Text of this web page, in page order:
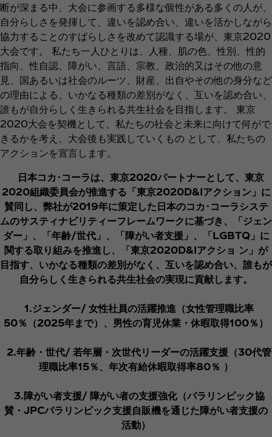
断が深まる中、大会に参画する多様な個性がある多くの人が、
自分らしさを発揮して、違いを認め合い、違いを活かしながら
協力することのすばらしさを改めて認識する場が、東京2020
大会です。 私たち一人ひとりは、人種、肌の色、性別、性的
指向、性自認、障がい、言語、宗教、政治的又はその他の意
見、国あるいは社会のルーツ、財産、出自やその他の身分など
の理由による、いかなる種類の差別がなく、互いを認め合い、
誰もが自分らしく生きられる共生社会を目指します。 東京
2020大会を契機として、私たちの社会と未来に向けて何がで
きるかを考え、大会後も実践していくもの として、私たちの
アクションを宣言します。
日本コカ･コーラは、東京2020パートナーとして、東京
2020組織委員会が推進する「東京2020D&Iアクション」に
賛同し、弊社が2019年に策定した日本のコカ･コーラシステ
ムのサスティナビリティーフレームワークに基づき、「ジェン
ダー」、「年齢/世代」、「障がい者支援」、「LGBTQ」に
関する取り組みを推進し、「東京2020D&Iアクショ ン」が
目指す、いかなる種類の差別がなく、互いを認め合い、誰もが
自分らしく生きられる共生社会の実現に貢献します。
1.ジェンダー/ 女性社員の活躍推進（女性管理職比率
50％（2025年まで）、男性の育児休業・休暇取得100％）
2.年齢・世代/ 若年層・次世代リーダーの活躍支援（30代管
理職比率15％、年次有給休暇取得率80％​ ）
3.障がい者支援/ 障がい者の支援強化（パラリンピック協
賛・JPCパラリンピック支援自販機を通じた障がい者支援の
活動）